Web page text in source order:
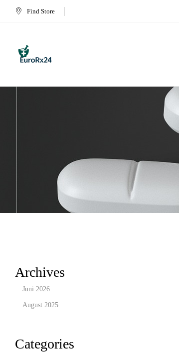
Find Store
Archives
Juni 2026
August 2025
Categories